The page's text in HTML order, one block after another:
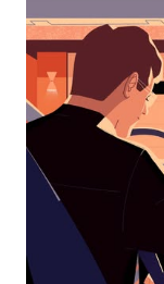
可
用
事
擇